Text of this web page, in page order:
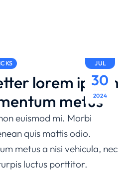
JUL
30
2024
lorem ipsum
metus
euismod mi. Morbi
quis mattis odio.
metus a nisi vehicula, nec
luctus porttitor.